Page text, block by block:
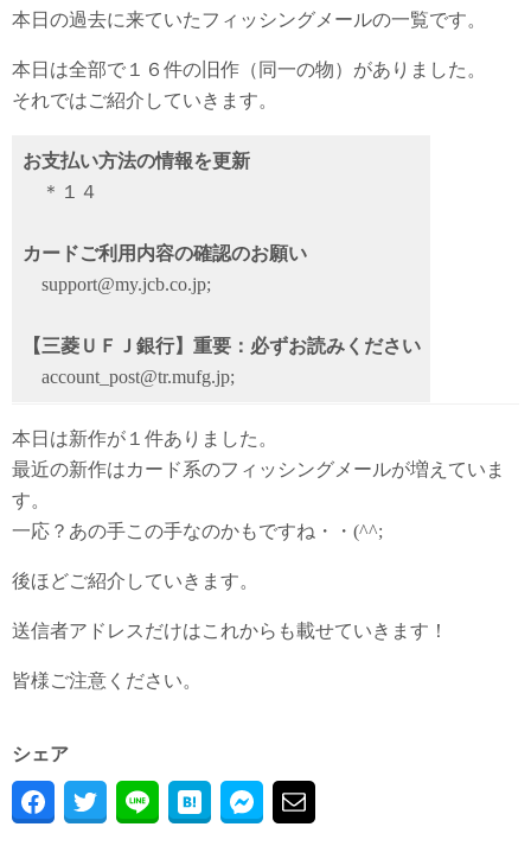
本日の過去に来ていたフィッシングメールの一覧です。
本日は全部で１６件の旧作（同一の物）がありました。
それではご紹介していきます。
お支払い方法の情報を更新
＊１４
カードご利用内容の確認のお願い
support@my.jcb.co.jp;
【三菱ＵＦＪ銀行】重要：必ずお読みください
account_post@tr.mufg.jp;
本日は新作が１件ありました。
最近の新作はカード系のフィッシングメールが増えていま
す。
一応？あの手この手なのかもですね・・(^^;
後ほどご紹介していきます。
送信者アドレスだけはこれからも載せていきます！
皆様ご注意ください。
シェア